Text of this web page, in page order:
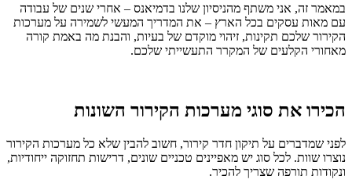
במאמר זה, אני משתף מהניסיון שלנו בדמיאנס – אחרי שנים של עבודה
עם מאות עסקים בכל הארץ – את המדריך המעשי לשמירה על מערכות
הקירור שלכם תקינות, זיהוי מוקדם של בעיות, והבנת מה באמת קורה
מאחורי הקלעים של המקרר התעשייתי שלכם.
הכירו את סוגי מערכות הקירור השונות
לפני שמדברים על תיקון חדר קירור, חשוב להבין שלא כל מערכות הקירור
נוצרו שוות. לכל סוג יש מאפיינים טכניים שונים, דרישות תחזוקה ייחודיות,
ונקודות תורפה שצריך להכיר.